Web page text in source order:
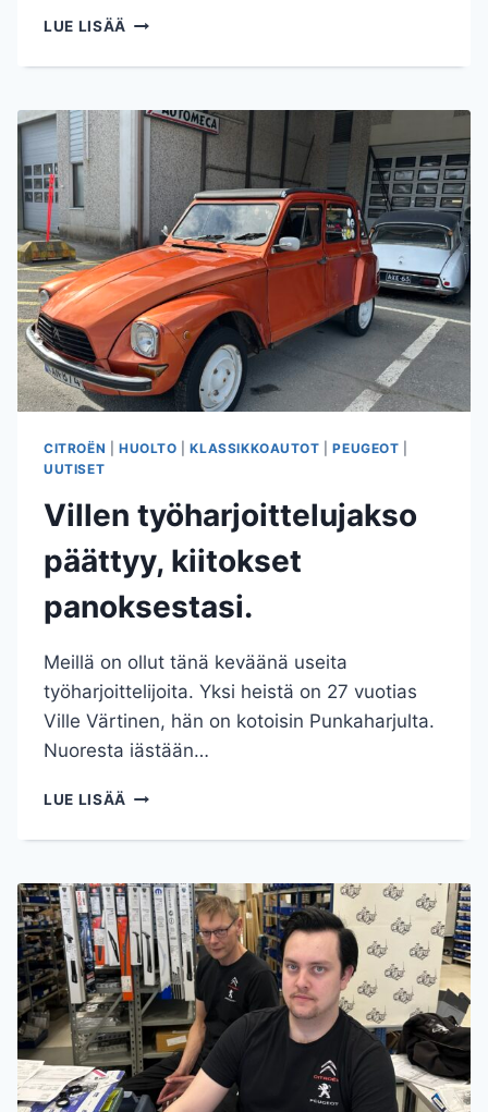
LUE LISÄÄ MATKALAINEN
KÄVÄISI
AJOKKIAAN
HUOLLATTAMASSA
CITROËN HUOLTO |KLASSIKKOAUTOT |PEUGEOT
UUTISET
Villen työharjoittelujakso
päättyy, kiitokset
panoksestasi.
Meillä on ollut tänä keväänä useita
työharjoittelijoita. Yksi heistä on 27 vuotias
Ville Värtinen, hän on kotoisin Punkaharjulta.
Nuoresta iästään…
LUE LISÄÄ VILLEN
PÄÄTTYY,
PANOKSESTASI.